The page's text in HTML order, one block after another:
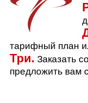
тарифный план
Три. Заказать
предложить вам